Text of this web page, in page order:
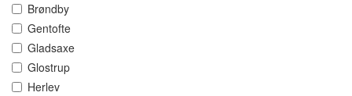
Brøndby
Gentofte
Gladsaxe
Glostrup
Herlev